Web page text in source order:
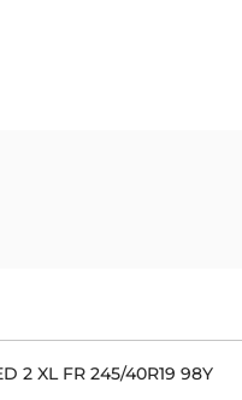
2 XL FR 245/40R19 98Y